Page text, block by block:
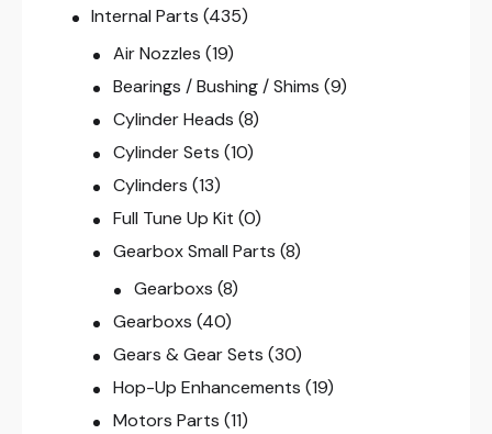
Internal Parts (435)
Air Nozzles (19)
Bearings / Bushing / Shims (9)
Cylinder Heads (8)
Cylinder Sets (10)
Cylinders (13)
Full Tune Up Kit (0)
Gearbox Small Parts (8)
Gearboxs (8)
Gearboxs (40)
Gears & Gear Sets (30)
Hop-Up Enhancements (19)
Motors Parts (11)